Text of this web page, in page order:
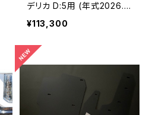
デリカ D:5用 (年式2026.1
～) ジュエルLEDテールラン
プ ULTRA
¥113,300